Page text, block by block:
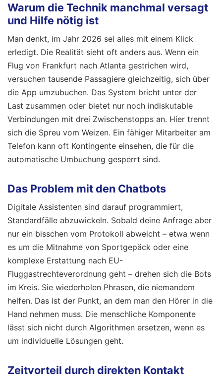
Warum die Technik manchmal versagt
und Hilfe nötig ist
Man denkt, im Jahr 2026 sei alles mit einem Klick
erledigt. Die Realität sieht oft anders aus. Wenn ein
Flug von Frankfurt nach Atlanta gestrichen wird,
versuchen tausende Passagiere gleichzeitig, sich über
die App umzubuchen. Das System bricht unter der
Last zusammen oder bietet nur noch indiskutable
Verbindungen mit drei Zwischenstopps an. Hier trennt
sich die Spreu vom Weizen. Ein fähiger Mitarbeiter am
Telefon kann oft Kontingente einsehen, die für die
automatische Umbuchung gesperrt sind.
Das Problem mit den Chatbots
Digitale Assistenten sind darauf programmiert,
Standardfälle abzuwickeln. Sobald deine Anfrage aber
nur ein bisschen vom Protokoll abweicht – etwa wenn
es um die Mitnahme von Sportgepäck oder eine
komplexe Erstattung nach EU-
Fluggastrechteverordnung geht – drehen sich die Bots
im Kreis. Sie wiederholen Phrasen, die niemandem
helfen. Das ist der Punkt, an dem man den Hörer in die
Hand nehmen muss. Die menschliche Komponente
lässt sich nicht durch Algorithmen ersetzen, wenn es
um individuelle Lösungen geht.
Zeitvorteil durch direkten Kontakt